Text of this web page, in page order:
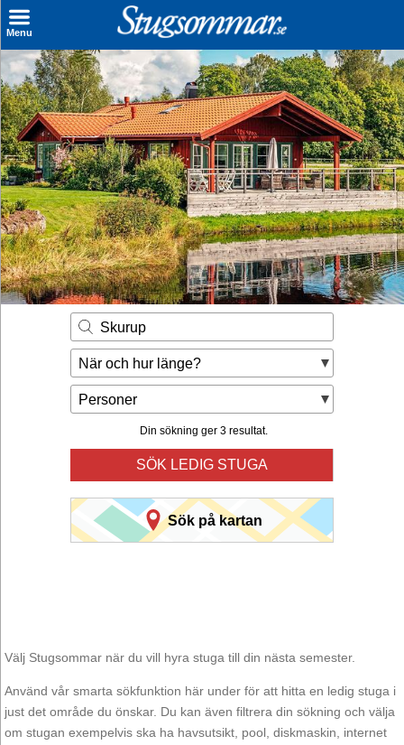
Menu
Sök stuga
Sista Minuten
Genvägar
Inspiration
Kontakt
Husägare
Se hur mycket du kan tjäna
Räkna ut din
hyresintäkt
Skurup
När och hur länge?
Personer
Din sökning ger 3 resultat.
SÖK LEDIG STUGA
Sök på kartan
Välj Stugsommar när du vill hyra stuga till din nästa semester.
Använd vår smarta sökfunktion här under för att hitta en ledig stuga i
just det område du önskar. Du kan även filtrera din sökning och välja
om stugan exempelvis ska ha havsutsikt, pool, diskmaskin, internet